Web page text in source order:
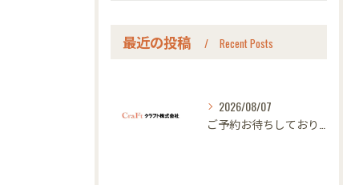
最近の投稿 Recent Posts
2026/08/07
ご予約お待ちしております｜名古屋のオーダー家具ならクラフト